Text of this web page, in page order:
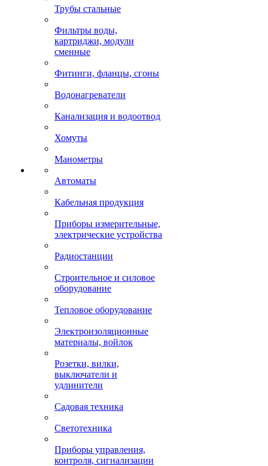
Трубы стальные
Фильтры воды,
картриджи, модули
сменные
Фитинги, фланцы, сгоны
Водонагреватели
Канализация и водоотвод
Хомуты
Манометры
Автоматы
Кабельная продукция
Приборы измерительные,
электрические устройства
Радиостанции
Строительное и силовое
оборудование
Тепловое оборудование
Электроизоляционные
материалы, войлок
Розетки, вилки,
выключатели и
удлинители
Садовая техника
Светотехника
Приборы управления,
контроля, сигнализации